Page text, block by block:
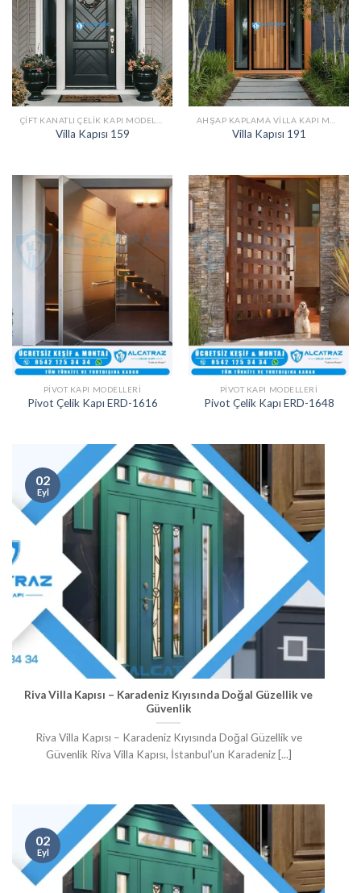
Villa Kapısı 159 Villa Kapısı 191
PIVOT KAPI MODELLERI
Pivot Çelik Kapı ERD-1616
PIVOT KAPI MODELLERI
Pivot Çelik Kapı ERD-1648
Riva Villa Kapısı – Karadeniz Kıyısında Doğal Güzellik ve
Güvenlik
Riva Villa Kapısı – Karadeniz Kıyısında Doğal Güzellik ve
Güvenlik Riva Villa Kapısı, İstanbul’un Karadeniz [...]
02
Eyl
02
Eyl